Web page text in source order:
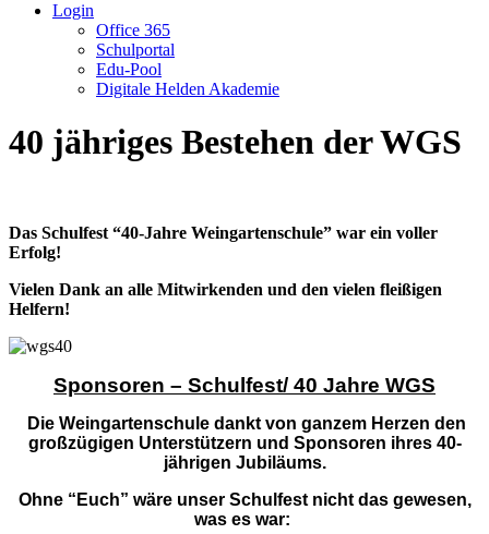
Login
Office 365
Schulportal
Edu-Pool
Digitale Helden Akademie
40 jähriges Bestehen der WGS
Das Schulfest “40-Jahre Weingartenschule” war ein voller
Erfolg!
Vielen Dank an alle Mitwirkenden und den vielen fleißigen
Helfern!
Sponsoren – Schulfest/ 40 Jahre WGS
Die Weingartenschule dankt von ganzem Herzen den
großzügigen Unterstützern und Sponsoren ihres 40-
jährigen Jubiläums.
Ohne “Euch” wäre unser Schulfest nicht das gewesen,
was es war: